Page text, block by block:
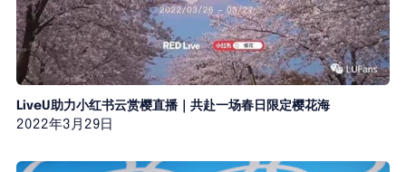
LiveU助力小红书云赏樱直播｜共赴一场春日限定樱花海
2022年3月29日